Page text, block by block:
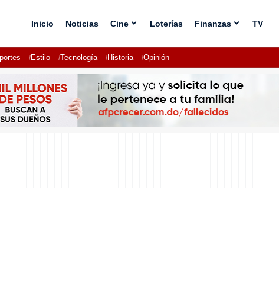
Inicio Noticias Cine Loterías Finanzas TV
Estilo Tecnología Historia Opinión